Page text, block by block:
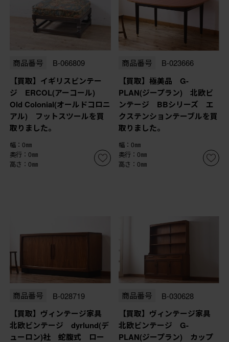
商品番号 B-066809
【買取】イギリスビンテー
ジ ERCOL(アーコール)
Old Colonial(オールドコロニ
アル) フットスツールを買
取りました。
幅：0㎜
奥行：0㎜
高さ：0㎜
商品番号 B-023666
【買取】極美品 G-
PLAN(ジープラン) 北欧ビ
ンテージ BBシリーズ エ
クステンションテーブルを買
取りました。
幅：0㎜
奥行：0㎜
高さ：0㎜
商品番号 B-028719
【買取】ヴィンテージ家具
北欧ビンテージ dyrlund(デ
ューロン)社 蛇腹式 ロー
商品番号 B-030628
【買取】ヴィンテージ家具
北欧ビンテージ G-
PLAN(ジープラン) カップ